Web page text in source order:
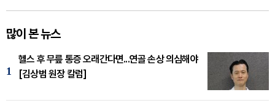
많이 본 뉴스
1
헬스 후 무릎 통증 오래간다면...연골 손상 의심해야
[김상범 원장 칼럼]